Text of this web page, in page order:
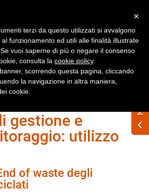
Accedi
n. 346 febbraio 2026
gestione e
utilizzo
of waste degli
×
terzi da questo utilizzati si avvalgono
funzionamento ed utili alle finalità illustrate
vuoi saperne di più o negare il consenso
consulta la cookie policy.
scorrendo questa pagina, cliccando
la navigazione in altra maniera,
cookie.